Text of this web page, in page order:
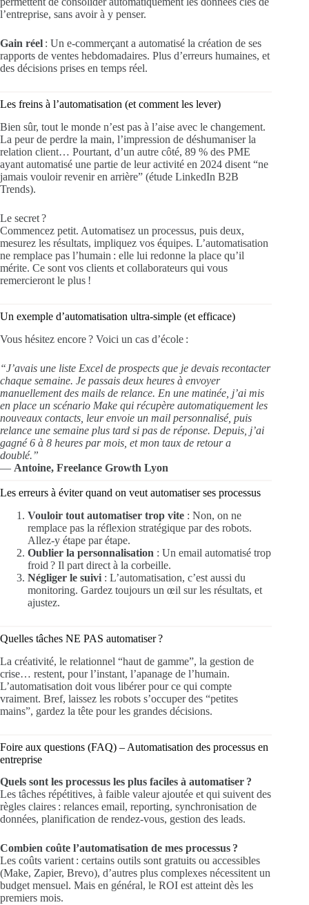
l’entreprise, sans avoir à y penser.
Gain réel : Un e-commerçant a automatisé la création de ses
rapports de ventes hebdomadaires. Plus d’erreurs humaines, et
des décisions prises en temps réel.
Les freins à l’automatisation (et comment les lever)
Bien sûr, tout le monde n’est pas à l’aise avec le changement.
La peur de perdre la main, l’impression de déshumaniser la
relation client… Pourtant, d’un autre côté, 89 % des PME
ayant automatisé une partie de leur activité en 2024 disent “ne
jamais vouloir revenir en arrière” (étude LinkedIn B2B
Trends).
Le secret ?
Commencez petit. Automatisez un processus, puis deux,
mesurez les résultats, impliquez vos équipes. L’automatisation
ne remplace pas l’humain : elle lui redonne la place qu’il
mérite. Ce sont vos clients et collaborateurs qui vous
remercieront le plus !
Un exemple d’automatisation ultra-simple (et efficace)
Vous hésitez encore ? Voici un cas d’école :
“J’avais une liste Excel de prospects que je devais recontacter
chaque semaine. Je passais deux heures à envoyer
manuellement des mails de relance. En une matinée, j’ai mis
en place un scénario Make qui récupère automatiquement les
nouveaux contacts, leur envoie un mail personnalisé, puis
relance une semaine plus tard si pas de réponse. Depuis, j’ai
gagné 6 à 8 heures par mois, et mon taux de retour a
doublé.”
— Antoine, Freelance Growth Lyon
Les erreurs à éviter quand on veut automatiser ses processus
Vouloir tout automatiser trop vite : Non, on ne
remplace pas la réflexion stratégique par des robots.
Allez-y étape par étape.
Oublier la personnalisation : Un email automatisé trop
froid ? Il part direct à la corbeille.
Négliger le suivi : L’automatisation, c’est aussi du
monitoring. Gardez toujours un œil sur les résultats, et
ajustez.
Quelles tâches NE PAS automatiser ?
La créativité, le relationnel “haut de gamme”, la gestion de
crise… restent, pour l’instant, l’apanage de l’humain.
L’automatisation doit vous libérer pour ce qui compte
vraiment. Bref, laissez les robots s’occuper des “petites
mains”, gardez la tête pour les grandes décisions.
Foire aux questions (FAQ) – Automatisation des processus en
entreprise
Quels sont les processus les plus faciles à automatiser ?
Les tâches répétitives, à faible valeur ajoutée et qui suivent des
règles claires : relances email, reporting, synchronisation de
données, planification de rendez-vous, gestion des leads.
Combien coûte l’automatisation de mes processus ?
Les coûts varient : certains outils sont gratuits ou accessibles
(Make, Zapier, Brevo), d’autres plus complexes nécessitent un
budget mensuel. Mais en général, le ROI est atteint dès les
premiers mois.